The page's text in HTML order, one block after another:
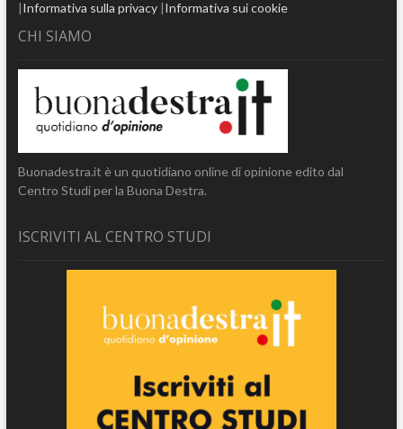
|Informativa sulla privacy|Informativa sui cookie
CHI SIAMO
Buonadestra.it è un quotidiano online di opinione edito dal
Centro Studi per la Buona Destra.
ISCRIVITI AL CENTRO STUDI